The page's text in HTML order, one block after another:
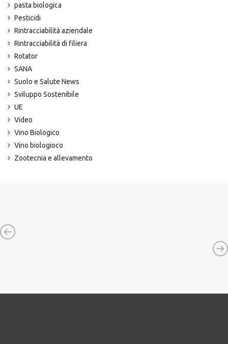
pasta biologica
Pesticidi
Rintracciabilità aziendale
Rintracciabilità di filiera
Rotator
SANA
Suolo e Salute News
Sviluppo Sostenibile
UE
Video
Vino Biologico
Vino biologioco
Zootecnia e allevamento